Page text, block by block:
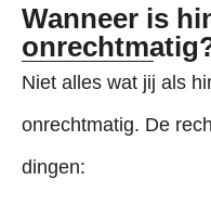
Wanneer is
Niet alles wat jij als
onrechtmatig. De
dingen: